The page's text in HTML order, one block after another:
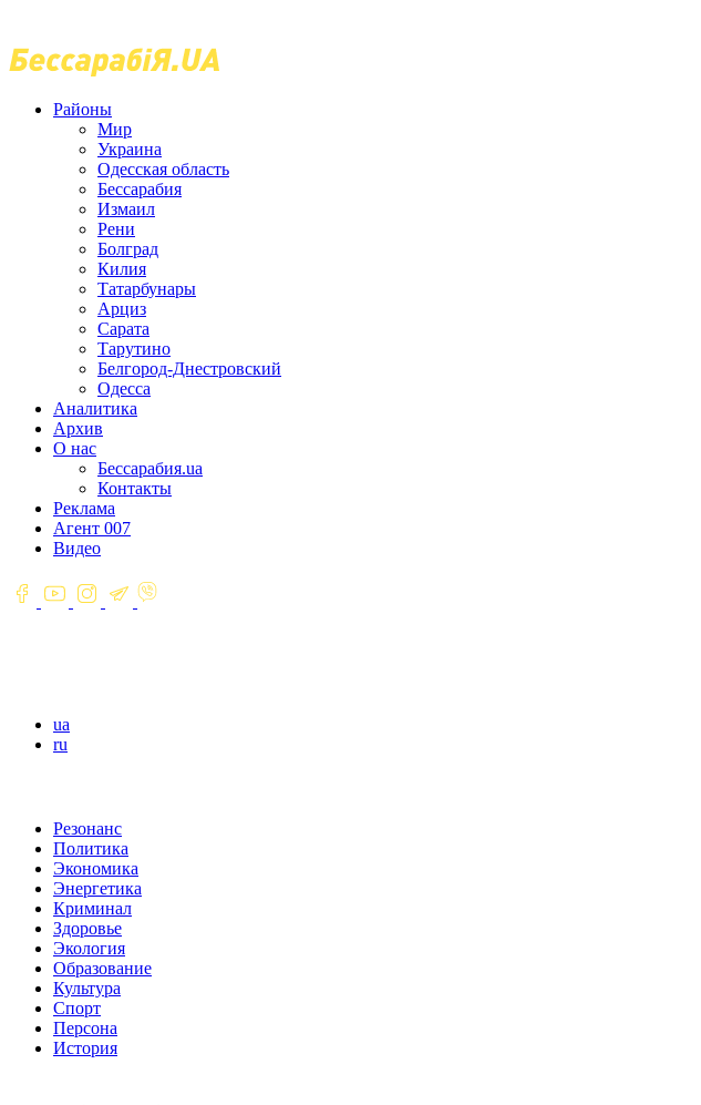
Районы
Мир
Украина
Одесская область
Бессарабия
Измаил
Рени
Болград
Килия
Татарбунары
Арциз
Сарата
Тарутино
Белгород-Днестровский
Одесса
Аналитика
Архив
О нас
Бессарабия.ua
Контакты
Реклама
Агент 007
Видео
ua
ru
Резонанс
Политика
Экономика
Энергетика
Криминал
Здоровье
Экология
Образование
Культура
Спорт
Персона
История